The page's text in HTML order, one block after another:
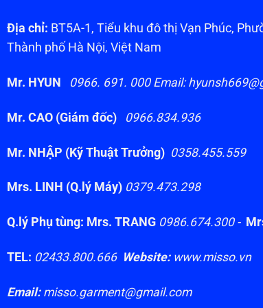
Địa chỉ: BT5A-1, Tiểu khu đô thị Vạn Phúc,
Thành phố Hà Nội, Việt Nam
Mr. HYUN 0966. 691. 000 Email:
Mr. CAO (Giám đốc) 0966.834.936
Mr. NHẬP (Kỹ Thuật Trưởng) 0358.455.559
Mrs. LINH (Q.lý Máy) 0379.473.298
Q.lý Phụ tùng: Mrs. TRANG 0986.674.300 -
TEL: 02433.800.666 Website:www.misso.vn
Email:misso.garment@gmail.com